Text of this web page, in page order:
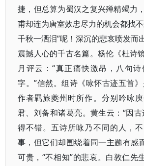
捷，但总算为蜀汉之复兴殚精竭力
甫却连为唐室效忠尽力的机会都找
千秋一洒泪”呢！深沉的悲哀喷发而
震撼人心的千古名篇。杨伦《杜诗
月评云：“真正痛快激昂，八句
字。”信然。组诗《咏怀古迹五首
作者羁旅夔州时所作。分别吟咏
君、刘备和诸葛亮。黄生云：“因
得不错。五诗所咏乃不同的人，
事，但它们却围绕着同一主题有感
可贵，“不相知”的悲哀。白敦仁先